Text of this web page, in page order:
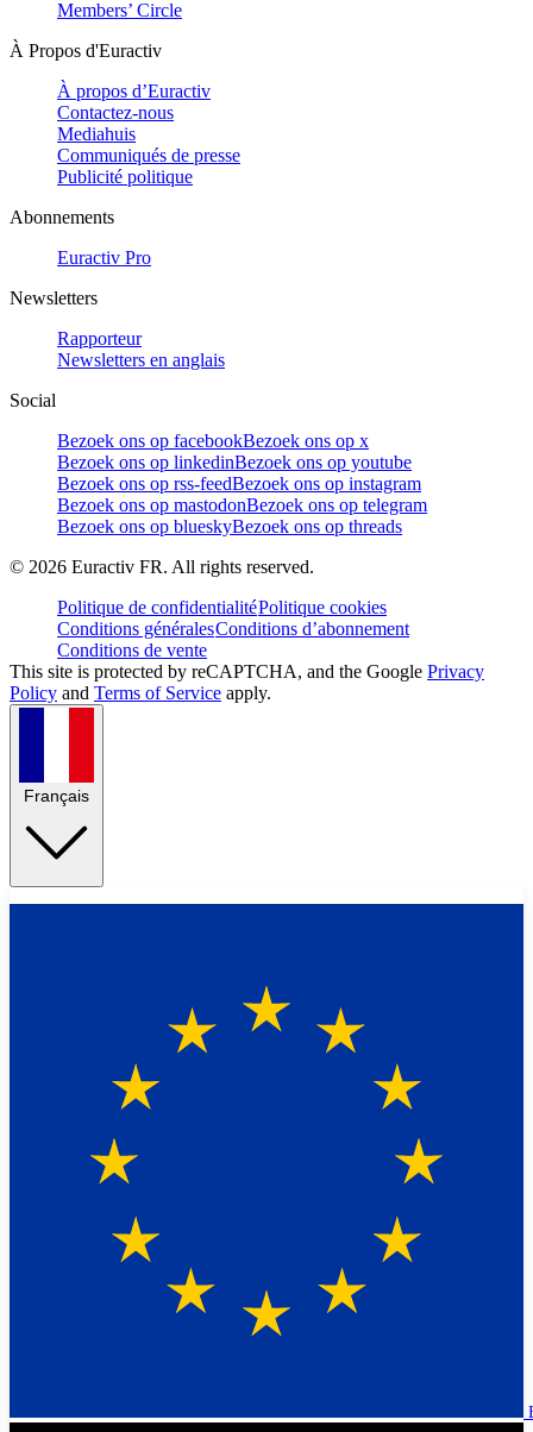
Members’ Circle
À Propos d'Euractiv
À propos d’Euractiv
Contactez-nous
Mediahuis
Communiqués de presse
Publicité politique
Abonnements
Euractiv Pro
Newsletters
Rapporteur
Newsletters en anglais
Social
Bezoek ons op facebookBezoek ons op x
Bezoek ons op linkedinBezoek ons op youtube
Bezoek ons op rss-feedBezoek ons op instagram
Bezoek ons op mastodonBezoek ons op telegram
Bezoek ons op blueskyBezoek ons op threads
© 2026 Euractiv FR. All rights reserved.
Politique de confidentialitéPolitique cookies
Conditions généralesConditions d’abonnement
Conditions de vente
This site is protected by reCAPTCHA, and the Google Privacy
Policy and Terms of Service apply.
Français